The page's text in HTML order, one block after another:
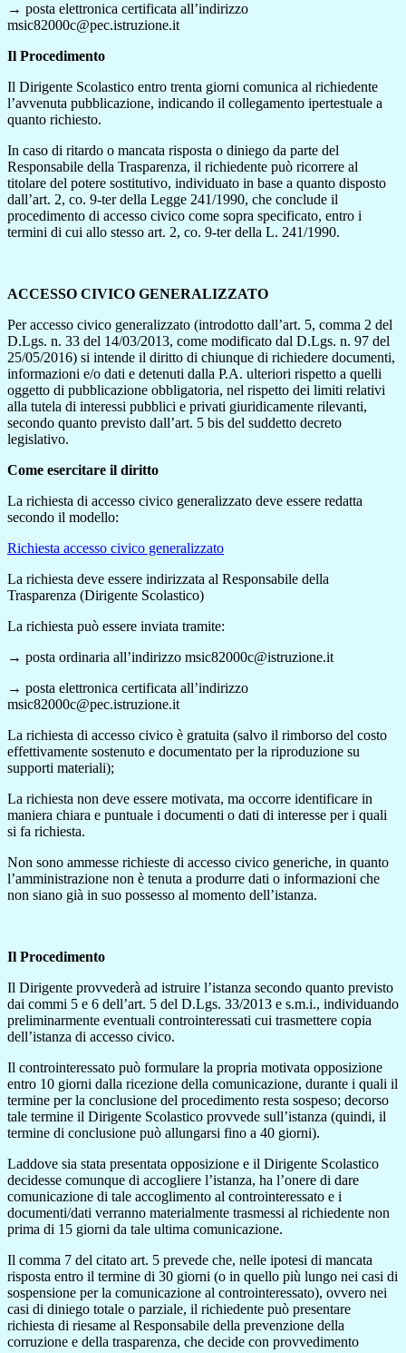
→ posta elettronica certificata all’indirizzo
msic82000c@pec.istruzione.it
Il Procedimento
Il Dirigente Scolastico entro trenta giorni comunica al richiedente
l’avvenuta pubblicazione, indicando il collegamento ipertestuale a
quanto richiesto.
In caso di ritardo o mancata risposta o diniego da parte del
Responsabile della Trasparenza, il richiedente può ricorrere al
titolare del potere sostitutivo, individuato in base a quanto disposto
dall’art. 2, co. 9-ter della Legge 241/1990, che conclude il
procedimento di accesso civico come sopra specificato, entro i
termini di cui allo stesso art. 2, co. 9-ter della L. 241/1990.
ACCESSO CIVICO GENERALIZZATO
Per accesso civico generalizzato (introdotto dall’art. 5, comma 2 del
D.Lgs. n. 33 del 14/03/2013, come modificato dal D.Lgs. n. 97 del
25/05/2016) si intende il diritto di chiunque di richiedere documenti,
informazioni e/o dati e detenuti dalla P.A. ulteriori rispetto a quelli
oggetto di pubblicazione obbligatoria, nel rispetto dei limiti relativi
alla tutela di interessi pubblici e privati giuridicamente rilevanti,
secondo quanto previsto dall’art. 5 bis del suddetto decreto
legislativo.
Come esercitare il diritto
La richiesta di accesso civico generalizzato deve essere redatta
secondo il modello:
Richiesta accesso civico generalizzato
La richiesta deve essere indirizzata al Responsabile della
Trasparenza (Dirigente Scolastico)
La richiesta può essere inviata tramite:
→ posta ordinaria all’indirizzo msic82000c@istruzione.it
→ posta elettronica certificata all’indirizzo
msic82000c@pec.istruzione.it
La richiesta di accesso civico è gratuita (salvo il rimborso del costo
effettivamente sostenuto e documentato per la riproduzione su
supporti materiali);
La richiesta non deve essere motivata, ma occorre identificare in
maniera chiara e puntuale i documenti o dati di interesse per i quali
si fa richiesta.
Non sono ammesse richieste di accesso civico generiche, in quanto
l’amministrazione non è tenuta a produrre dati o informazioni che
non siano già in suo possesso al momento dell’istanza.
Il Procedimento
Il Dirigente provvederà ad istruire l’istanza secondo quanto previsto
dai commi 5 e 6 dell’art. 5 del D.Lgs. 33/2013 e s.m.i., individuando
preliminarmente eventuali controinteressati cui trasmettere copia
dell’istanza di accesso civico.
Il controinteressato può formulare la propria motivata opposizione
entro 10 giorni dalla ricezione della comunicazione, durante i quali il
termine per la conclusione del procedimento resta sospeso; decorso
tale termine il Dirigente Scolastico provvede sull’istanza (quindi, il
termine di conclusione può allungarsi fino a 40 giorni).
Laddove sia stata presentata opposizione e il Dirigente Scolastico
decidesse comunque di accogliere l’istanza, ha l’onere di dare
comunicazione di tale accoglimento al controinteressato e i
documenti/dati verranno materialmente trasmessi al richiedente non
prima di 15 giorni da tale ultima comunicazione.
Il comma 7 del citato art. 5 prevede che, nelle ipotesi di mancata
risposta entro il termine di 30 giorni (o in quello più lungo nei casi di
sospensione per la comunicazione al controinteressato), ovvero nei
casi di diniego totale o parziale, il richiedente può presentare
richiesta di riesame al Responsabile della prevenzione della
corruzione e della trasparenza, che decide con provvedimento